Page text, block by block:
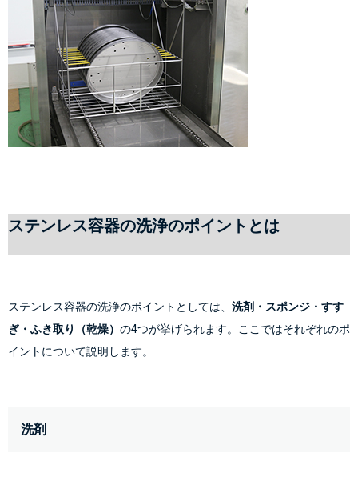
ステンレス容器の洗浄のポイントとは
ステンレス容器の洗浄のポイントとしては、 洗剤・スポンジ・すす
ぎ・ふき取り（乾燥） の4つが挙げられます。ここではそれぞれのポ
イントについて説明します。
洗剤